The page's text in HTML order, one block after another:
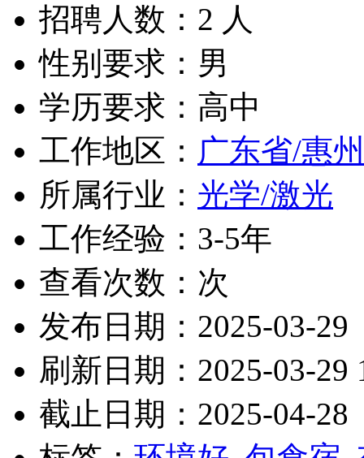
招聘人数：2 人
性别要求：男
学历要求：高中
工作地区： 广东省/惠
所属行业： 光学/激光
工作经验：3-5年
查看次数： 次
发布日期：2025-03-29
刷新日期：2025-03-29
截止日期：2025-04-28